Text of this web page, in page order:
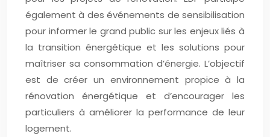
également à des événements de sensibilisation
pour informer le grand public sur les enjeux liés à
la transition énergétique et les solutions pour
maîtriser sa consommation d’énergie. L’objectif
est de créer un environnement propice à la
rénovation énergétique et d’encourager les
particuliers à améliorer la performance de leur
logement.